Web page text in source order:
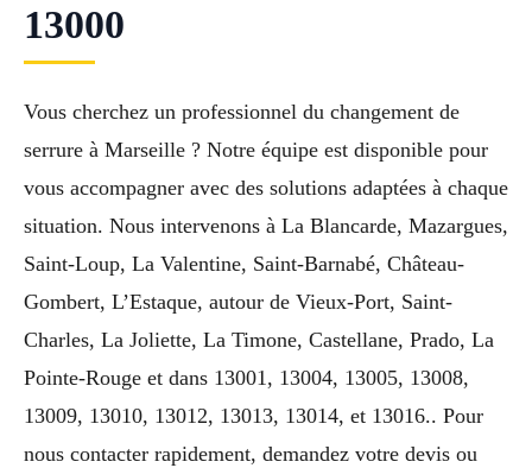
13000
Vous cherchez un professionnel du changement de
serrure à Marseille ? Notre équipe est disponible pour
vous accompagner avec des solutions adaptées à chaque
situation. Nous intervenons à La Blancarde, Mazargues,
Saint-Loup, La Valentine, Saint-Barnabé, Château-
Gombert, L’Estaque, autour de Vieux-Port, Saint-
Charles, La Joliette, La Timone, Castellane, Prado, La
Pointe-Rouge et dans 13001, 13004, 13005, 13008,
13009, 13010, 13012, 13013, 13014, et 13016.. Pour
nous contacter rapidement, demandez votre devis ou